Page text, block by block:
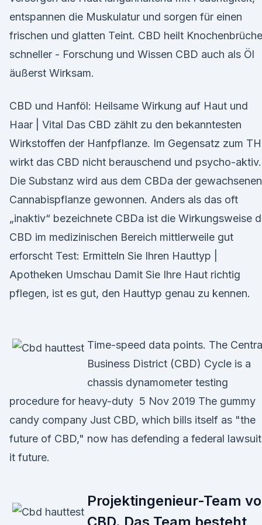
entspannen die Muskulatur und sorgen für einen
frischen und glatten Teint. CBD heilt Knochenbrüche
schneller - Forschung und Wissen CBD auch als Öl
äußerst Wirksam.
CBD und Hanföl: Heilsame Wirkung auf Haut und
Haar | Vital Das CBD zählt zu den bekanntesten
Wirkstoffen der Hanfpflanze. Im Gegensatz zum
wirkt das CBD nicht berauschend und psycho-aktiv.
Die Substanz wird aus dem CBDa der gewachsenen
Cannabispflanze gewonnen. Anders als das oft
„inaktiv“ bezeichnete CBDa ist die Wirkungsweise
CBD im medizinischen Bereich mittlerweile gut
erforscht Test: Ermitteln Sie Ihren Hauttyp |
Apotheken Umschau Damit Sie Ihre Haut richtig
pflegen, ist es gut, den Hauttyp genau zu kennen.
Time-speed data points. The
Business District (CBD) Cycle is a
chassis dynamometer testing
procedure for heavy-duty 5 Nov 2019 The gummy
candy company Just CBD, which bills itself as "the
future of CBD," now has defending a federal
it future.
Projektingenieur-Team